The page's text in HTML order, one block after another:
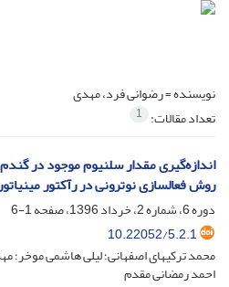
نویسنده =رضوانی فرد، مهدی
تعداد مقالات: 1
اندازه‌گیری مقدار سلنیوم موجود در
روش فعالسازی نوترونی در رآکتور
دوره 6، شماره 2، خرداد 1396، صفحه
1-6
10.22052/5.2.1
محمد ترکیهای اصفهانی؛ لیلی هاشمی موخر؛
احمد رمضانی مقدم